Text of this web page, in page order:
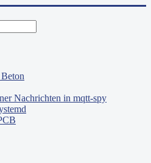
Nachrichten in mqtt-spy